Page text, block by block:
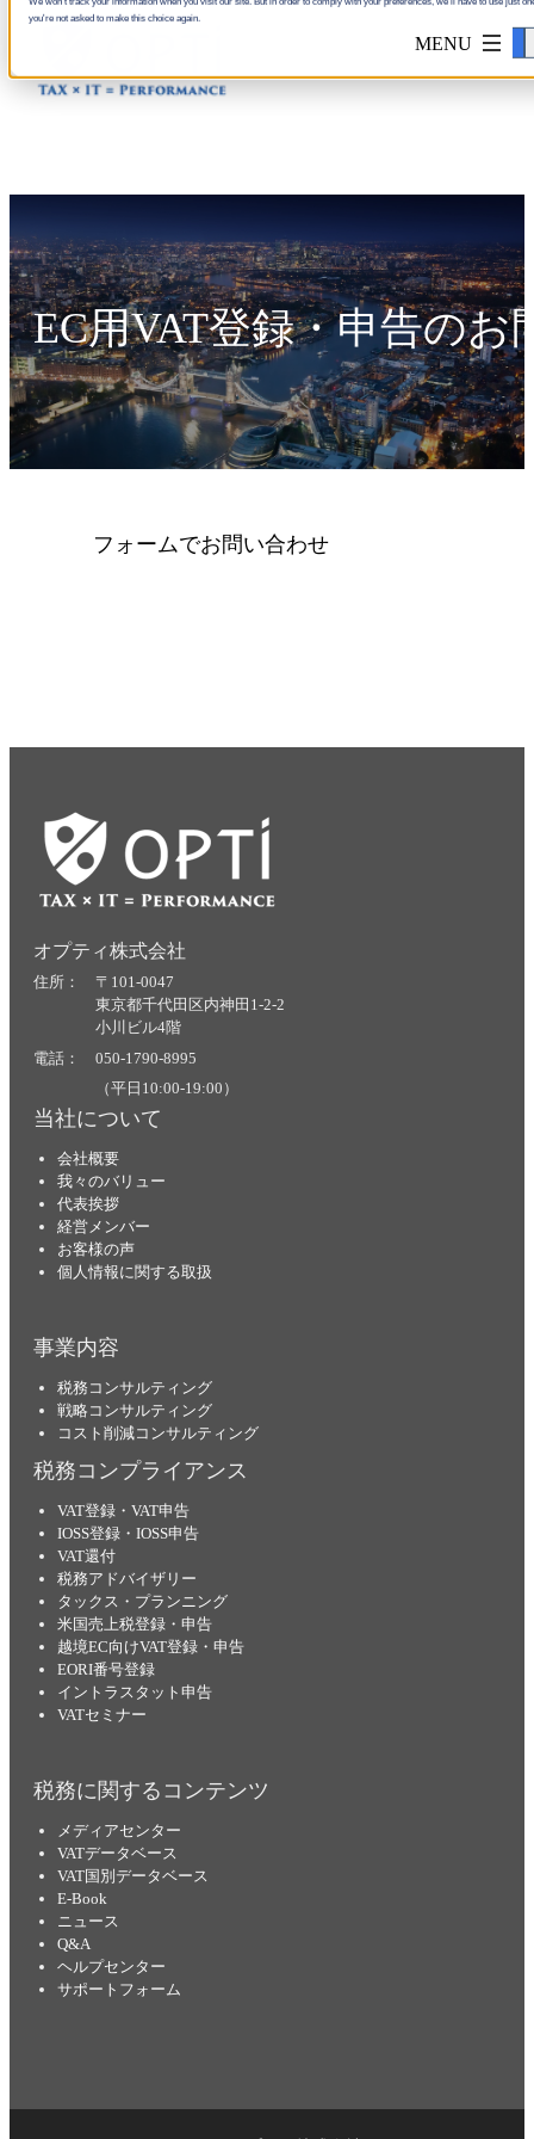
you're not asked to make this choice again.
Accept
EC用VAT登録・申告のお
フォームでお問い合わせ
オプティ株式会社
住所： 〒101-0047
東京都千代田区内神田1-2-2
小川ビル4階
電話： 050-1790-8995
（平日10:00-19:00）
当社について
会社概要
我々のバリュー
代表挨拶
経営メンバー
お客様の声
個人情報に関する取扱
事業内容
税務コンサルティング
戦略コンサルティング
コスト削減コンサルティング
税務コンプライアンス
VAT登録・VAT申告
IOSS登録・IOSS申告
VAT還付
税務アドバイザリー
タックス・プランニング
米国売上税登録・申告
越境EC向けVAT登録・申告
EORI番号登録
イントラスタット申告
VATセミナー
税務に関するコンテンツ
メディアセンター
VATデータベース
VAT国別データベース
E-Book
ニュース
Q&A
ヘルプセンター
サポートフォーム